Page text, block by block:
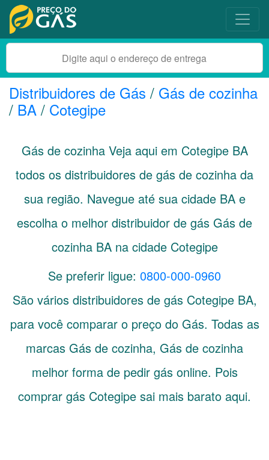
Distribuidores de Gás / Gás de cozinha
/ BA / Cotegipe
Gás de cozinha Veja aqui em Cotegipe BA
todos os distribuidores de gás de cozinha da
sua região. Navegue até sua cidade BAe
escolha o melhor distribuidor de gás Gás de
cozinha BA na cidade Cotegipe
Se preferir ligue: 0800-000-0960
São vários distribuidores de gás Cotegipe BA,
para você comparar o preço do Gás. Todas as
marcas Gás de cozinha, Gás de cozinha
melhor forma de pedir gás online. Pois
comprar gás Cotegipe sai mais barato aqui.